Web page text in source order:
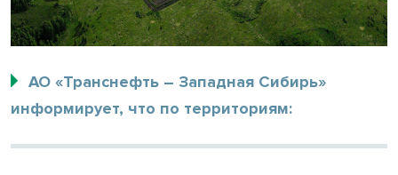
АО «Транснефть – Западная Сибирь»
информирует, что по территориям: